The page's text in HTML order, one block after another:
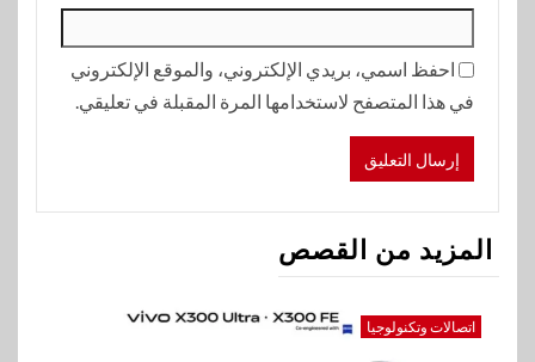
احفظ اسمي، بريدي الإلكتروني، والموقع الإلكتروني
في هذا المتصفح لاستخدامها المرة المقبلة في تعليقي.
المزيد من القصص
اتصالات وتكنولوجيا